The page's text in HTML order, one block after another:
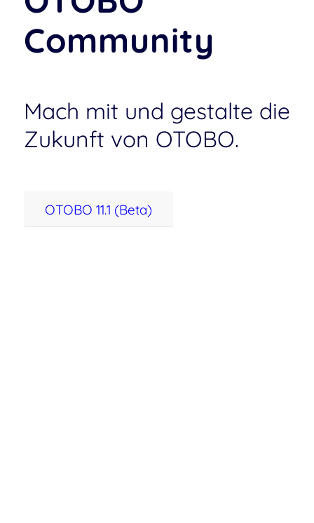
Community
Mach mit und gestalte die
Zukunft von OTOBO.
OTOBO 11.1 (Beta)